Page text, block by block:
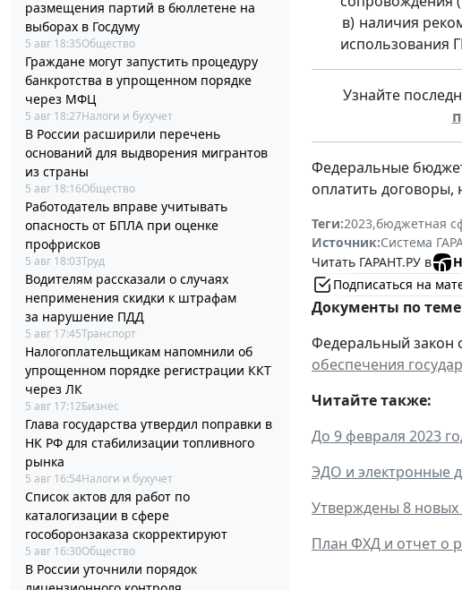
размещения партий в бюллетене на
выборах в Госдуму
5 авг 18:35Общество
Граждане могут запустить процедуру
банкротства в упрощенном порядке
через МФЦ
5 авг 18:27Налоги и бухучет
В России расширили перечень
оснований для выдворения мигрантов
из страны
5 авг 18:16Общество
Работодатель вправе учитывать
опасность от БПЛА при оценке
профрисков
5 авг 18:03Труд
Водителям рассказали о случаях
неприменения скидки к штрафам
за нарушение ПДД
5 авг 17:45Транспорт
Налогоплательщикам напомнили об
упрощенном порядке регистрации ККТ
через ЛК
5 авг 17:12Бизнес
Глава государства утвердил поправки в
НК РФ для стабилизации топливного
рынка
5 авг 16:54Налоги и бухучет
Список актов для работ по
каталогизации в сфере
гособоронзаказа скорректируют
5 авг 16:30Общество
В России уточнили порядок
наличия
использования
Узнайте
Федеральные
оплатить договоры,
Теги:2023,бюджетная
Источник:Система
Читать ГАРАНТ.РУ в
Подписаться на
Документы по
Федеральный закон
обеспечения
Читайте также:
До 9 февраля 2023
ЭДО и электронные
Утверждены 8
План ФХД и отчет о